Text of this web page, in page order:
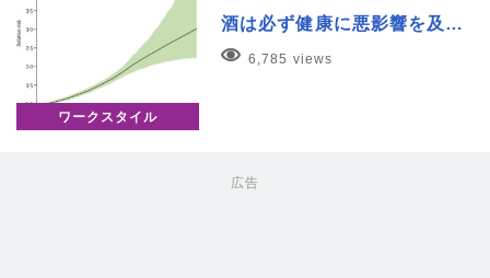
ワークスタイル
酒は必ず健康に悪影響を及…
6,785 views
広告